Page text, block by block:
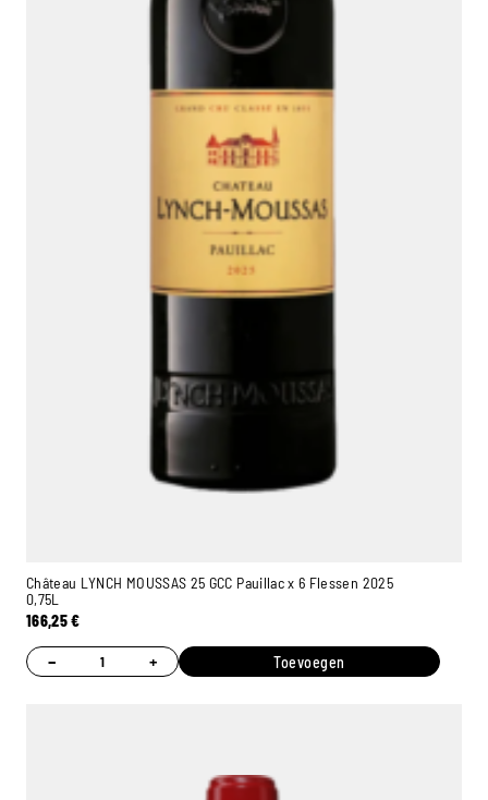
Château LYNCH MOUSSAS 25 GCC Pauillac x 6 Flessen 2025
0,75L
166,25€
− + Toevoegen